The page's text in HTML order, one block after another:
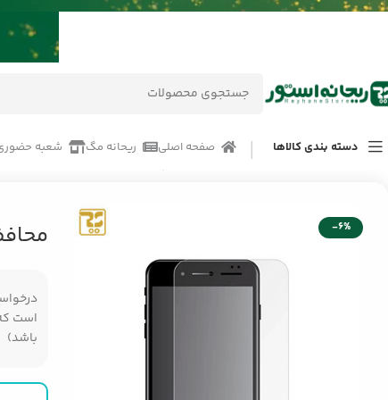
دسته بندی کالاها صفحه اصلی ریحانه مگ شعبه
لوازم جانبی موبایل اپل Apple
-6%
است
باشد)